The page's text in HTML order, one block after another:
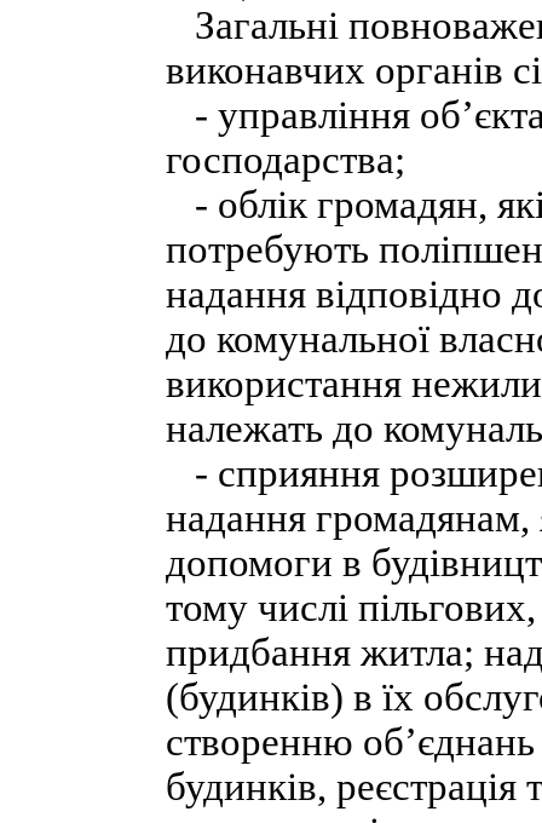
Загальні
виконавчих органів
- управління
господарства;
- облік громадян,
потребують
надання відповідно
до комунальної
використання
належать до
- сприяння
надання громадянам,
допомоги в
тому числі
придбання житла;
(будинків) в їх
створенню об’єднань
будинків, реєстрація